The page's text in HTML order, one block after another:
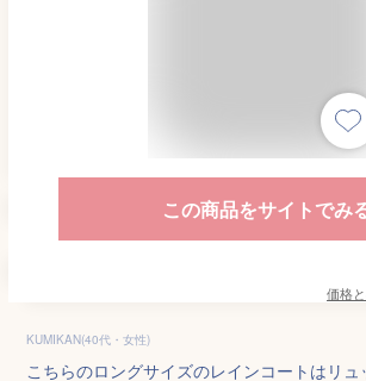
この商品をサイトでみ
価格
KUMIKAN(40代・女性)
こちらのロングサイズのレインコートはリュ